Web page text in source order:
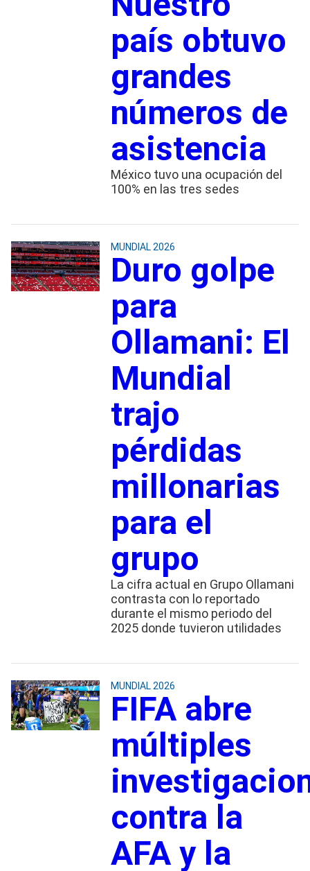
país obtuvo
grandes
números de
asistencia
México tuvo una ocupación del
100% en las tres sedes
MUNDIAL 2026
Duro golpe
para
Ollamani: El
Mundial
trajo
pérdidas
millonarias
para el
grupo
La cifra actual en Grupo Ollamani
contrasta con lo reportado
durante el mismo periodo del
2025 donde tuvieron utilidades
MUNDIAL 2026
FIFA abre
múltiples
contra la
AFA y la